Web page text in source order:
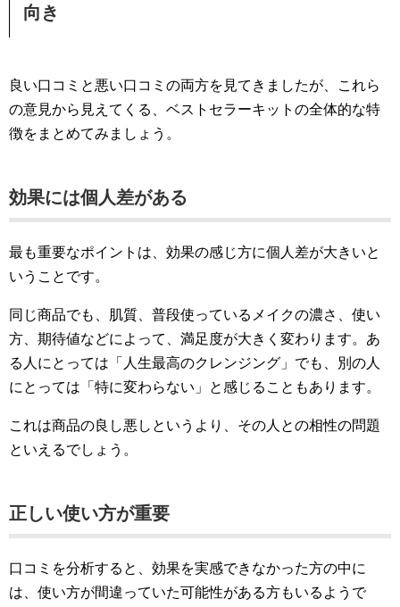
向き
良い口コミと悪い口コミの両方を見てきましたが、これら
の意見から見えてくる、ベストセラーキットの全体的な特
徴をまとめてみましょう。
効果には個人差がある
最も重要なポイントは、効果の感じ方に個人差が大きいと
いうことです。
同じ商品でも、肌質、普段使っているメイクの濃さ、使い
方、期待値などによって、満足度が大きく変わります。あ
る人にとっては「人生最高のクレンジング」でも、別の人
にとっては「特に変わらない」と感じることもあります。
これは商品の良し悪しというより、その人との相性の問題
といえるでしょう。
正しい使い方が重要
口コミを分析すると、効果を実感できなかった方の中に
は、使い方が間違っていた可能性がある方もいるようで